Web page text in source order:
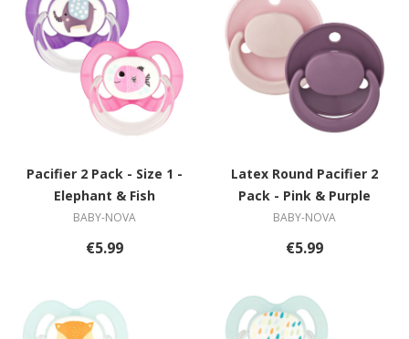
Pacifier 2 Pack - Size 1 -
Elephant & Fish
BABY-NOVA
€5.99
Latex Round Pacifier 2
Pack - Pink & Purple
BABY-NOVA
€5.99